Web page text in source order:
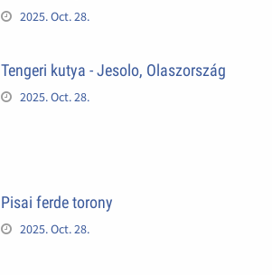
2025. Oct. 28.
Tengeri kutya - Jesolo, Olaszország
2025. Oct. 28.
Pisai ferde torony
2025. Oct. 28.